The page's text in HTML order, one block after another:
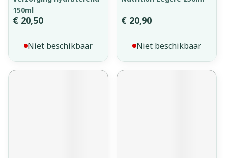
150ml
€ 20,50
Niet beschikbaar
€ 20,90
Niet beschikbaar